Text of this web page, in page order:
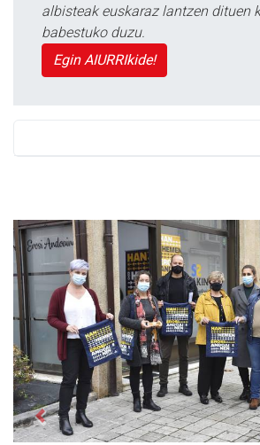
albisteak euskaraz lantzen dituen
babestuko duzu.
Egin AIURRIkide!
Previous